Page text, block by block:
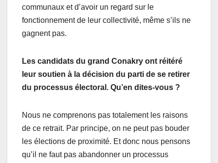
communaux et d’avoir un regard sur le
fonctionnement de leur collectivité, même s’ils ne
gagnent pas.
Les candidats du grand Conakry ont réitéré
leur soutien à la décision du parti de se retirer
du processus électoral. Qu’en dites-vous ?
Nous ne comprenons pas totalement les raisons
de ce retrait. Par principe, on ne peut pas bouder
les élections de proximité. Et donc nous pensons
qu’il ne faut pas abandonner un processus